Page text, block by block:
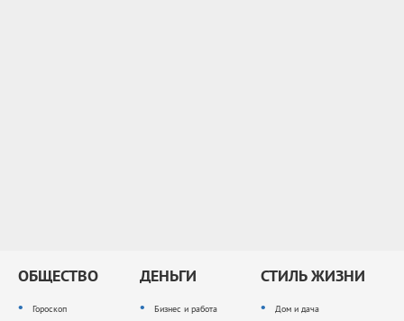
ОБЩЕСТВО
Гороскоп
ДЕНЬГИ
Бизнес и работа
СТИЛЬ ЖИЗНИ
Дом и дача